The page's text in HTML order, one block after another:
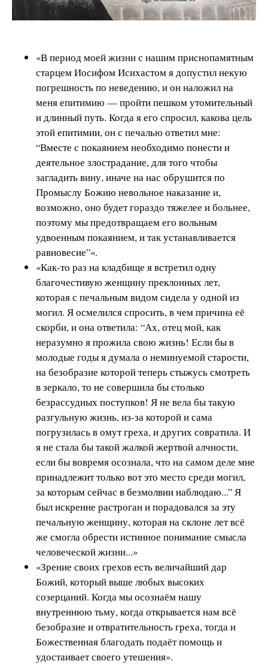
«В период моей жизни с нашим приснопамятным
старцем Иосифом Исихастом я допустил некую
погрешность по неведению, и он наложил на
меня епитимию — пройти пешком утомительный
и длинный путь. Когда я его спросил, какова цель
этой епитимии, он с печалью ответил мне:
“Вместе с покаянием необходимо понести и
деятельное злострадание, для того чтобы
загладить вину, иначе на нас обрушится по
Промыслу Божию невольное наказание и,
возможно, оно будет гораздо тяжелее и больнее,
поэтому мы предотвращаем его вольным
удвоенным покаянием, и так устанавливается
равновесие”«.
«Как-то раз на кладбище я встретил одну
благочестивую женщину преклонных лет,
которая с печальным видом сидела у одной из
могил. Я осмелился спросить, в чем причина её
скорби, и она ответила: “Ах, отец мой, как
неразумно я прожила свою жизнь! Если бы в
молодые годы я думала о неминуемой старости,
на безобразие которой теперь стыжусь смотреть
в зеркало, то не совершила бы столько
безрассудных поступков! Я не вела бы такую
разгульную жизнь, из-за которой и сама
погрузилась в омут греха, и других совратила. И
я не стала бы такой жалкой жертвой алчности,
если бы вовремя осознала, что на самом деле мне
принадлежит только вот это место среди могил,
за которым сейчас в безмолвии наблюдаю...” Я
был искренне растроган и порадовался за эту
печальную женщину, которая на склоне лет всё
же смогла обрести истинное понимание смысла
человеческой жизни...»
«Зрение своих грехов есть величайший дар
Божий, который выше любых высоких
созерцаний. Когда мы осознаём нашу
внутреннюю тьму, когда открывается нам всё
безобразие и отвратительность греха, тогда и
Божественная благодать подаёт помощь и
удостаивает своего утешения».